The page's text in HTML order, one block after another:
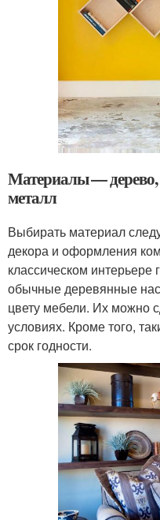
Материалы — дерево,
металл
Выбирать материал
декора и оформления
классическом интерьере
обычные деревянные
цвету мебели. Их можно
условиях. Кроме того,
срок годности.